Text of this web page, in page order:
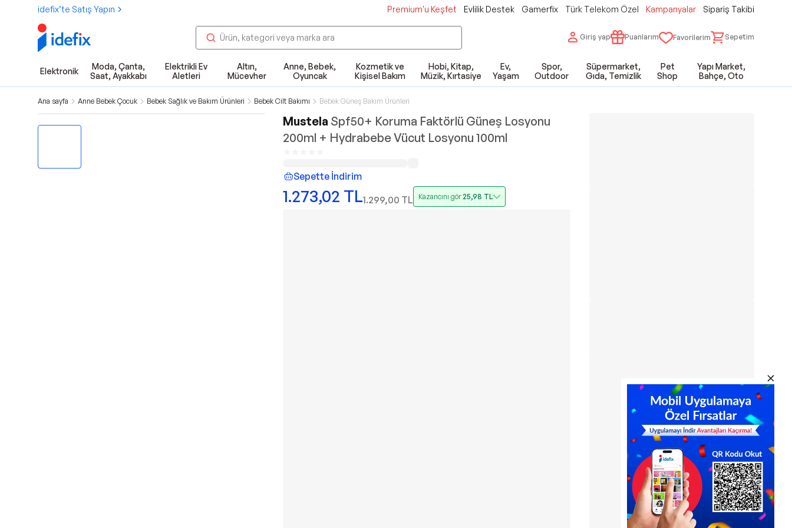
idefix’te Satış Yapın Premium'u Keşfet Evlilik Destek Gamerfix Türk Telekom Özel Kampanyalar Sipariş Takibi
Giriş yap Puanlarım Favorilerim Sepetim
Elektronik
Moda, Çanta,
Saat, Ayakkabı
Elektrikli Ev
Aletleri
Altın,
Mücevher
Anne, Bebek,
Oyuncak
Kozmetik ve
Kişisel Bakım
Hobi, Kitap,
Müzik, Kırtasiye
Ev,
Yaşam
Spor,
Outdoor
Süpermarket,
Gıda, Temizlik
Pet
Shop
Yapı Market,
Bahçe, Oto
Ana sayfa Anne Bebek Çocuk Bebek Sağlık ve Bakım Ürünleri Bebek Cilt Bakımı Bebek Güneş Bakım Ürünleri
Mustela Spf50+ Koruma Faktörlü Güneş Losyonu
200ml + Hydrabebe Vücut Losyonu 100ml
Sepette İndirim
1.273,02 TL1.299,00 TL Kazancını gör25,98 TL